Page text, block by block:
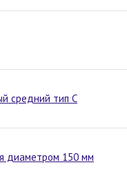
средний тип С
диаметром 150 мм